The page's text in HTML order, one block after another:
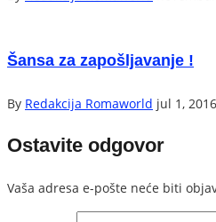
Šansa za zapošljavanje !
By Redakcija Romaworld jul 1, 2016
Ostavite odgovor
Vaša adresa e-pošte neće biti